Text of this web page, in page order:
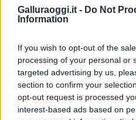
Galluraoggi.it - Do Not
Information
If you wish to opt-out of the
processing of your personal or
targeted advertising by us,
section to confirm your
opt-out request is processed
interest-based ads based on
Test tunnel Olbia:
Aggius conquista
amate dell’estate